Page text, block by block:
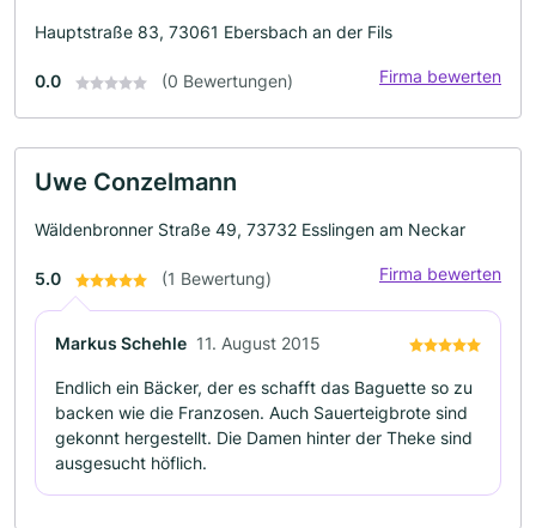
Hauptstraße 83, 73061 Ebersbach an der Fils
0.0 (0 Bewertungen) Firma bewerten
Uwe Conzelmann
Wäldenbronner Straße 49, 73732 Esslingen am Neckar
5.0 (1 Bewertung) Firma bewerten
Markus Schehle 11. August 2015
Endlich ein Bäcker, der es schafft das Baguette so zu
backen wie die Franzosen. Auch Sauerteigbrote sind
gekonnt hergestellt. Die Damen hinter der Theke sind
ausgesucht höflich.